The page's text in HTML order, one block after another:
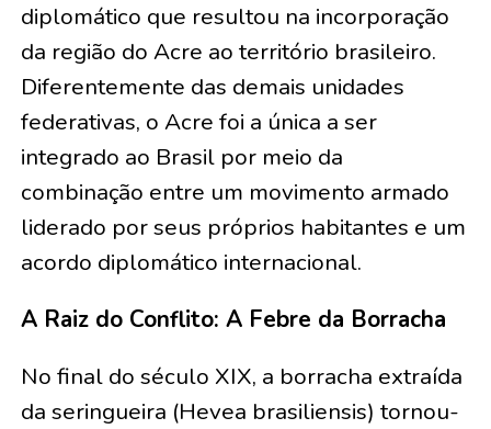
diplomático que resultou na incorporação
da região do Acre ao território brasileiro.
Diferentemente das demais unidades
federativas, o Acre foi a única a ser
integrado ao Brasil por meio da
combinação entre um movimento armado
liderado por seus próprios habitantes e um
acordo diplomático internacional.
A Raiz do Conflito: A Febre da Borracha
No final do século XIX, a borracha extraída
da seringueira (Hevea brasiliensis) tornou-